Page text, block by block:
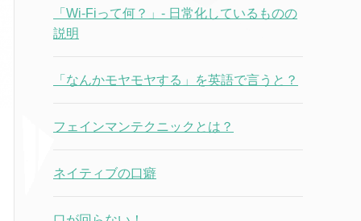
「Wi-Fiって何？」- 日常化しているものの
説明
「なんかモヤモヤする」を英語で言うと？
フェインマンテクニックとは？
ネイティブの口癖